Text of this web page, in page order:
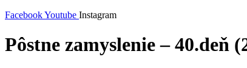
FacebookYoutube Instagram
Pôstne zamyslenie – 40.deň